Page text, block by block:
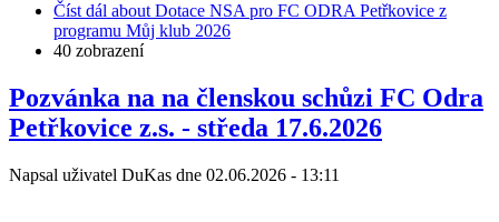
Číst dál about Dotace NSA pro FC ODRA Petřkovice z
programu Můj klub 2026
40 zobrazení
Pozvánka na na členskou schůzi FC Odra
Petřkovice z.s. - středa 17.6.2026
Napsal uživatel DuKas dne 02.06.2026 - 13:11